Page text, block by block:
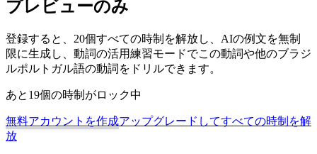
プレビューのみ
登録すると、20個すべての時制を解放し、AIの例文を無制
限に生成し、動詞の活用練習モードでこの動詞や他のブラジ
ルポルトガル語の動詞をドリルできます。
あと19個の時制がロック中
無料アカウントを作成アップグレードしてすべての時制を解
放